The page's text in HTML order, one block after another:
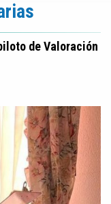
de Valoración